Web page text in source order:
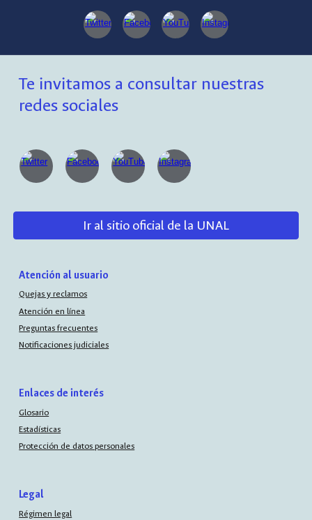
Te invitamos a consultar nuestras
redes sociales
Ir al sitio oficial de la UNAL
Atención al usuario
Quejas y reclamos
Atención en línea
Preguntas frecuentes
Notificaciones judiciales
Enlaces de interés
Glosario
Estadísticas
Protección de datos personales
Legal
Régimen legal